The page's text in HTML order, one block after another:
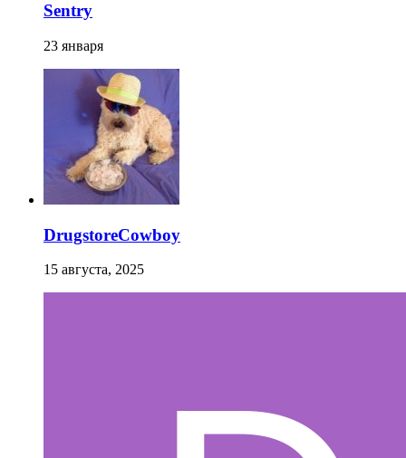
Sentry
23 января
DrugstoreCowboy
15 августа, 2025